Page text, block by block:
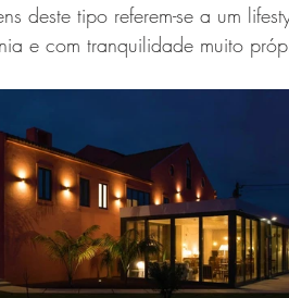
deste tipo referem-se a um
e com tranquilidade muito